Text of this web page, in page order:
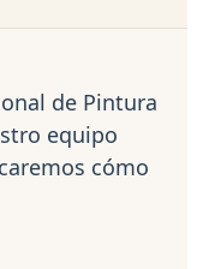
de Pintura
equipo
cómo